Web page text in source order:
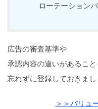
ローテーション
広告の審査基準や
承認内容の違いがあること
忘れずに登録しておきまし
＞＞バリュ